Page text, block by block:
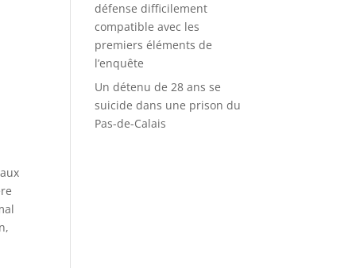
défense difficilement
compatible avec les
premiers éléments de
l’enquête
Un détenu de 28 ans se
suicide dans une prison du
Pas-de-Calais